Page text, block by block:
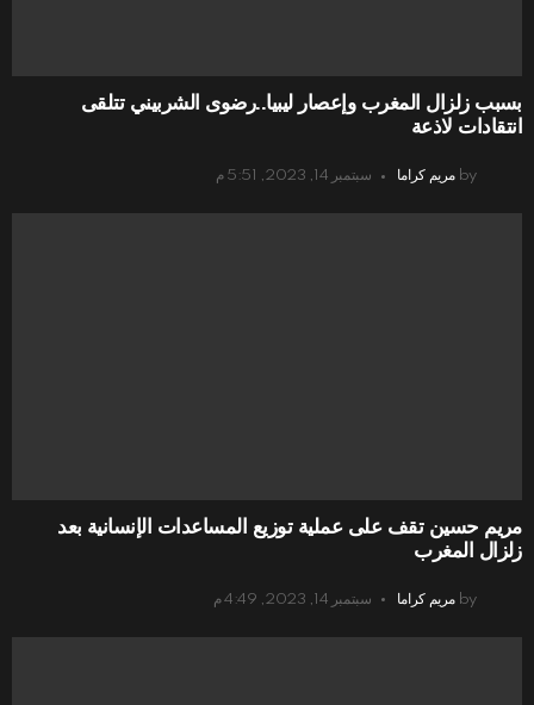
بسبب زلزال المغرب وإعصار ليبيا..رضوى الشربيني تتلقى
انتقادات لاذعة
by مريم كراما سبتمبر 14, 2023, 5:51 م
مريم حسين تقف على عملية توزيع المساعدات الإنسانية بعد
زلزال المغرب
by مريم كراما سبتمبر 14, 2023, 4:49 م